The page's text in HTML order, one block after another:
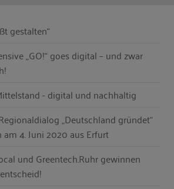
gestalten“
„GO!“ goes digital – und zwar
- digital und nachhaltig
„Deutschland gründet“
4. Juni 2020 aus Erfurt
und Greentech.Ruhr gewinnen